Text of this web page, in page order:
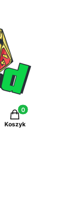
Produkty w
Koszyk